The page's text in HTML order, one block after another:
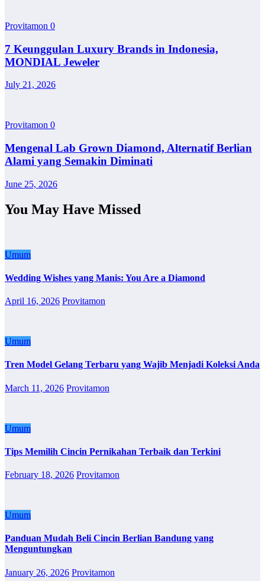
Provitamon 0
7 Keunggulan Luxury Brands in Indonesia,
MONDIAL Jeweler
July 21, 2026
Provitamon 0
Mengenal Lab Grown Diamond, Alternatif Berlian
Alami yang Semakin Diminati
June 25, 2026
You May Have Missed
Umum
Wedding Wishes yang Manis: You Are a Diamond
April 16, 2026 Provitamon
Umum
Tren Model Gelang Terbaru yang Wajib Menjadi Koleksi Anda
March 11, 2026 Provitamon
Umum
Tips Memilih Cincin Pernikahan Terbaik dan Terkini
February 18, 2026 Provitamon
Umum
Panduan Mudah Beli Cincin Berlian Bandung yang
Menguntungkan
January 26, 2026 Provitamon